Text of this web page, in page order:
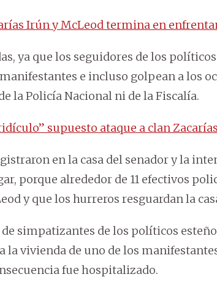
Irún y McLeod termina en
ya que los seguidores de los
e incluso golpean a los
la Policía Nacional ni de la Fiscalía.
supuesto ataque a clan Zacarías
en la casa del senador y la
porque alrededor de 11 efectivos
y que los hurreros resguardan la
simpatizantes de los políticos
la vivienda de uno de los
fue hospitalizado.